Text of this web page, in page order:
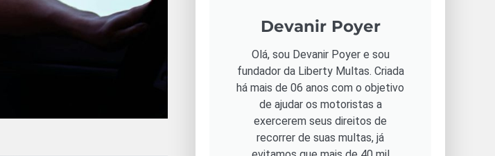
Devanir Poyer
Olá, sou Devanir Poyer e sou
fundador da Liberty Multas. Criada
há mais de 06 anos com o objetivo
de ajudar os motoristas a
exercerem seus direitos de
recorrer de suas multas, já